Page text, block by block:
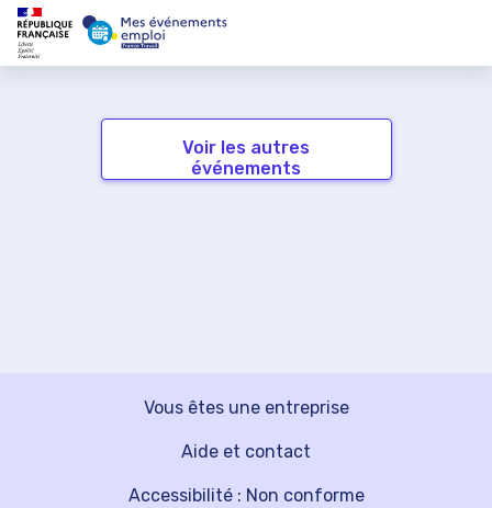
Voir les autres
événements
Vous êtes une entreprise
Aide et contact
Accessibilité : Non conforme